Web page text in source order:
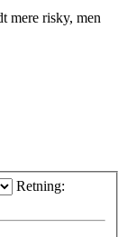
mere risky, men
Retning: